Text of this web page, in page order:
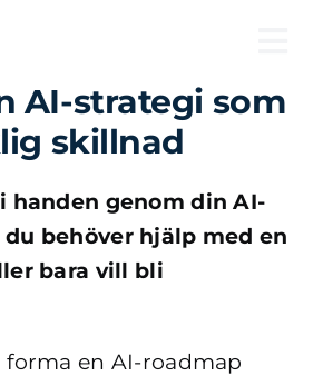
AI-strategi som
skillnad
handen genom din AI-
du behöver hjälp med en
bara vill bli
en AI-roadmap